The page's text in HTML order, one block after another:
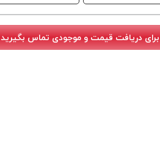
برای دریافت قیمت و موجودی تماس بگیرید